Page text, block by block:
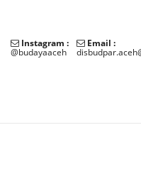
Instagram :
@budayaaceh
Email :